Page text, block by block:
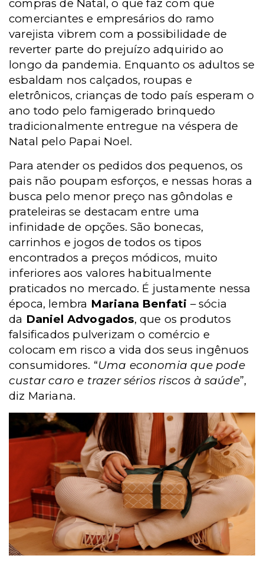
compras de Natal, o que faz com que
comerciantes e empresários do ramo
varejista vibrem com a possibilidade de
reverter parte do prejuízo adquirido ao
longo da pandemia. Enquanto os adultos se
esbaldam nos calçados, roupas e
eletrônicos, crianças de todo país esperam o
ano todo pelo famigerado brinquedo
tradicionalmente entregue na véspera de
Natal pelo Papai Noel.
Para atender os pedidos dos pequenos, os
pais não poupam esforços, e nessas horas a
busca pelo menor preço nas gôndolas e
prateleiras se destacam entre uma
infinidade de opções. São bonecas,
carrinhos e jogos de todos os tipos
encontrados a preços módicos, muito
inferiores aos valores habitualmente
praticados no mercado. É justamente nessa
época, lembra Mariana Benfati – sócia
da Daniel Advogados, que os produtos
falsificados pulverizam o comércio e
colocam em risco a vida dos seus ingênuos
consumidores. “Uma economia que pode
custar caro e trazer sérios riscos à saúde”,
diz Mariana.